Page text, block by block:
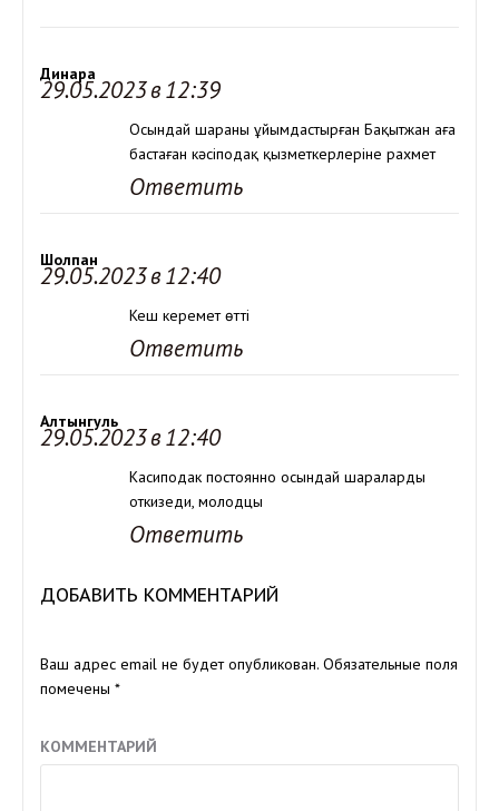
Динара
29.05.2023 в 12:39
Осындай шараны ұйымдастырған Бақытжан аға
бастаған кәсіподақ қызметкерлеріне рахмет
Ответить
Шолпан
29.05.2023 в 12:40
Кеш керемет өтті
Ответить
Алтынгуль
29.05.2023 в 12:40
Касиподак постоянно осындай шараларды
откизеди, молодцы
Ответить
ДОБАВИТЬ КОММЕНТАРИЙ
Ваш адрес email не будет опубликован. Обязательные поля
помечены *
КОММЕНТАРИЙ